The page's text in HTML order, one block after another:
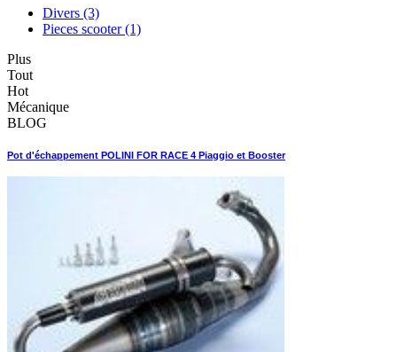
Divers (3)
Pieces scooter(1)
Plus
Tout
Hot
Mécanique
BLOG
Pot d'échappement POLINI FOR RACE 4 Piaggio et Booster